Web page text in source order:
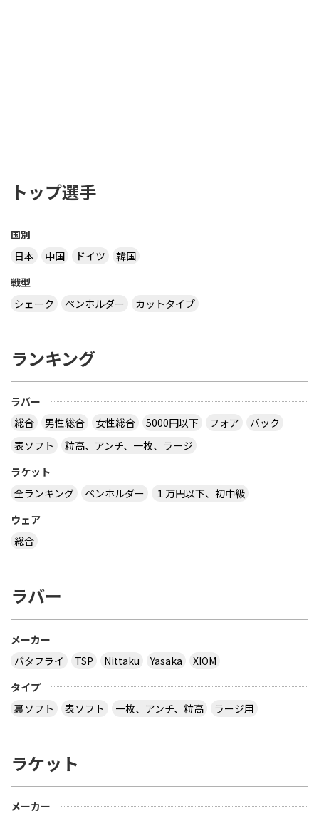
トップ選手
国別
日本
中国 ドイツ
韓国
戦型
シェーク
ペンホルダー カットタイプ
ランキング
ラバー
総合
男性総合 女性総合 5000円以下 フォア
バック
表ソフト
粒高、アンチ、一枚、ラージ
ラケット
全ランキング
ペンホルダー
１万円以下、初中級
ウェア
総合
ラバー
メーカー
バタフライ
TSP Nittaku Yasaka
XIOM
タイプ
裏ソフト
表ソフト 一枚、アンチ、粒高 ラージ用
ラケット
メーカー